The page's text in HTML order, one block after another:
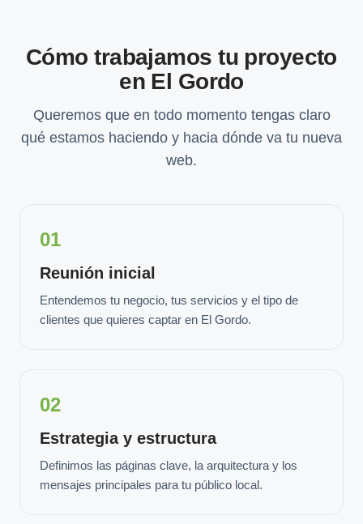
Cómo trabajamos tu proyecto
en El Gordo
Queremos que en todo momento tengas claro
qué estamos haciendo y hacia dónde va tu nueva
web.
01
Reunión inicial
Entendemos tu negocio, tus servicios y el tipo de
clientes que quieres captar en El Gordo.
02
Estrategia y estructura
Definimos las páginas clave, la arquitectura y los
mensajes principales para tu público local.